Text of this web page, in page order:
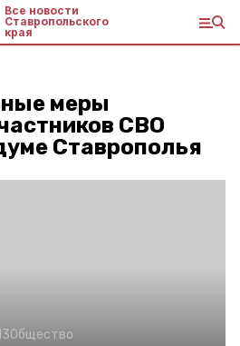
Все новости
Ставропольского
края
меры
СВО
Ставрополья
Общество